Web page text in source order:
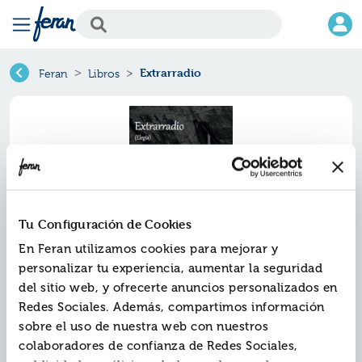
Tu Configuración de Cookies
En Feran utilizamos cookies para mejorar y
personalizar tu experiencia, aumentar la seguridad
del sitio web, y ofrecerte anuncios personalizados en
Redes Sociales. Además, compartimos información
sobre el uso de nuestra web con nuestros
colaboradores de confianza de Redes Sociales,
Feran Libros Extrarradio
Extrarradio
Ref.ZZZ-2667400
ISBN:9788412667400